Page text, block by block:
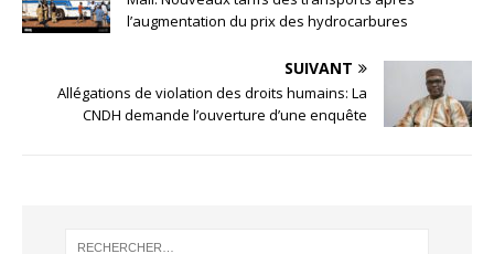
l’augmentation du prix des hydrocarbures
SUIVANT
Allégations de violation des droits humains: La
CNDH demande l’ouverture d’une enquête